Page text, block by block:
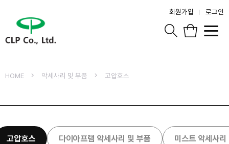
회원가입 로그인
HOME 악세사리 및 부품 고압호스
고압호스 다이아프램 악세사리 및 부품 미스트 악세사리